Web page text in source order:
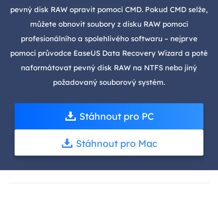
pevný disk RAW opravit pomocí CMD. Pokud CMD selže,
můžete obnovit soubory z disku RAW pomocí
profesionálního a spolehlivého softwaru – nejprve
pomocí průvodce EaseUS Data Recovery Wizard a poté
naformátovat pevný disk RAW na NTFS nebo jiný
požadovaný souborový systém.
Stáhnout pro PC
Stáhnout pro Mac